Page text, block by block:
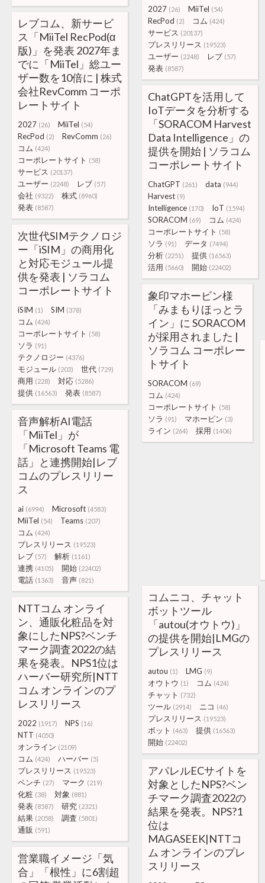
2027 (26) MiiTel (54)
RecPod (2) コム (424)
サービス (20137)
プレスリリース (19523)
ユーザー (2248) レブ (57)
発表 (8587)
レブコム、新サービ
ス「MiiTel RecPod(α
版)」を発表 2027年ま
でに「MiiTel」総ユー
ザー数を10倍に | 株式
会社RevComm コーポ
レートサイト
2027 (26) MiiTel (54)
RecPod (2) RevComm (26)
コム (424)
コーポレートサイト (58)
サービス (20137)
ユーザー (2248) レブ (57)
会社 (9322) 株式 (8960)
発表 (8587)
ChatGPTを活用して
IoTデータを分析する
「SORACOM Harvest
Data Intelligence」の
提供を開始 | ソラコム
コーポレートサイト
ChatGPT (261) data (944)
Harvest (9)
Intelligence (170) IoT (1594)
SORACOM (69) コム (424)
コーポレートサイト (58)
ソラ (91) データ (7494)
分析 (2251) 提供 (16563)
活用 (5660) 開始 (22402)
次世代SIMテクノロジ
ー「iSIM」の商用化
と対応モジュール提
供を発表 | ソラコム
コーポレートサイト
iSIM (1) SIM (378)
コム (424)
コーポレートサイト (58)
ソラ (91)
テクノロジー (4376)
モジュール (203) 世代 (729)
商用 (228) 対応 (5286)
提供 (16563) 発表 (8587)
象印マホービン様
「みまもりほっとラ
イン」に SORACOM
が採用されました |
ソラコム コーポレー
トサイト
SORACOM (69)
コム (424)
コーポレートサイト (58)
ソラ (91) マホービン (3)
ライン (264) 採用 (1406)
音声解析AI電話
「MiiTel」が
「Microsoft Teams 電
話」と連携開始|レブ
コムのプレスリリー
ス
ai (6994) Microsoft (4583)
MiiTel (54) Teams (207)
コム (424)
プレスリリース (19523)
レブ (57) 解析 (1161)
連携 (4105) 開始 (22402)
電話 (1363) 音声 (821)
コムニコ、チャット
ボットツール
「autou(オウトウ)」
の提供を開始|LMGの
プレスリリース
autou (1) LMG (9)
オウトウ (1) コム (424)
チャット (732)
ツール (2914) ニコ (46)
プレスリリース (19523)
ボット (463) 提供 (16563)
開始 (22402)
NTTコム オンライ
ン、通販化粧品を対
象にしたNPS?ベンチ
マーク調査2022の結
果を発表。NPS1位は
ハーバー研究所|NTT
コム オンラインのプ
レスリリース
2022 (1917) NPS (16)
NTT (4050)
オンライン (2109)
コム (424) ハーバー (5)
プレスリリース (19523)
ベンチ (27) マーク (219)
化粧 (38) 対象 (881)
発表 (8587) 研究 (2321)
結果 (2058) 調査 (5801)
通販 (591)
アパレルECサイトを
対象としたNPS?ベン
チマーク調査2022の
結果を発表。NPS?1
位は
MAGASEEK|NTTコ
ム オンラインのプレ
スリリース
営業職イメージ「気
合」「根性」に6割超